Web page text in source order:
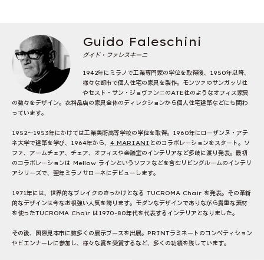
Guido Faleschini
グイド・ファレスキーニ
1942年にミラノで工業専門家の学位を取得後、1950年以降、
様々な都市で個人住宅の家具を製作。モンツァのサンガッリ社
やセスト・サン・ジョヴァンニのATE社のようなオフィス家具
の数々をデザイン。衣料品店の家具全体のディレクションから個人住宅建築などにも関わ
っています。
1952〜1953年にかけては工業美術高等学校の学位を取得。1960年にローザンヌ・アテ
ネ大学で建築を学び、1964年から、 4 MARIANI とのコラボレーションをスタート。ソ
ファ、アームチェア、チェア、オフィスや会議室のインテリアなど多岐に渡り発表。最初
のコラボレーションは Mellow ラインというソファなどを含むリビングルームのインテリ
アシリーズで、翌年ミラノサローネにデビューします。
1971年には、世界的なブレイクのきっかけとなる TUCROMA Chair を発表。その革新
的なデザインは今なお根強い人気を誇ります。モダンなデザインでありながら貴重な素材
を使ったTUCROMA Chair は1970-80年代を代表するインテリアとなりました。
その後、国際見本市に数多くの展示ブースを出展。PRINTラミネートのコンペティション
やビエンナーレに参加し、様々な賞を受賞するなど、多くの功績を残しています。